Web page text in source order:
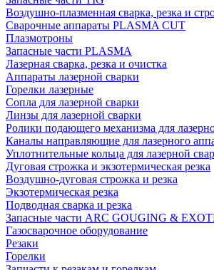
Воздушно-плазменная сварка, резка и
Сварочные аппараты PLASMA CUT
Плазмотроны
Запасные части PLASMA
Лазерная сварка, резка и очистка
Аппараты лазерной сварки
Горелки лазерные
Сопла для лазерной сварки
Линзы для лазерной сварки
Ролики подающего механизма для
Каналы направляющие для лазерного
Уплотнительные кольца для лазерной
Дуговая строжка и экзотермическая резка
Воздушно-дуговая строжка и резка
Экзотермическая резка
Подводная сварка и резка
Запасные части ARC GOUGING &
Газосварочное оборудование
Резаки
Горелки